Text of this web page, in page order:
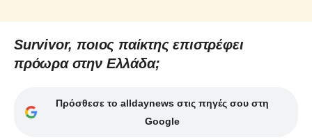
Survivor, ποιος παίκτης επιστρέφει
πρόωρα στην Ελλάδα;
Πρόσθεσε το alldaynews στις πηγές σου στη
Google